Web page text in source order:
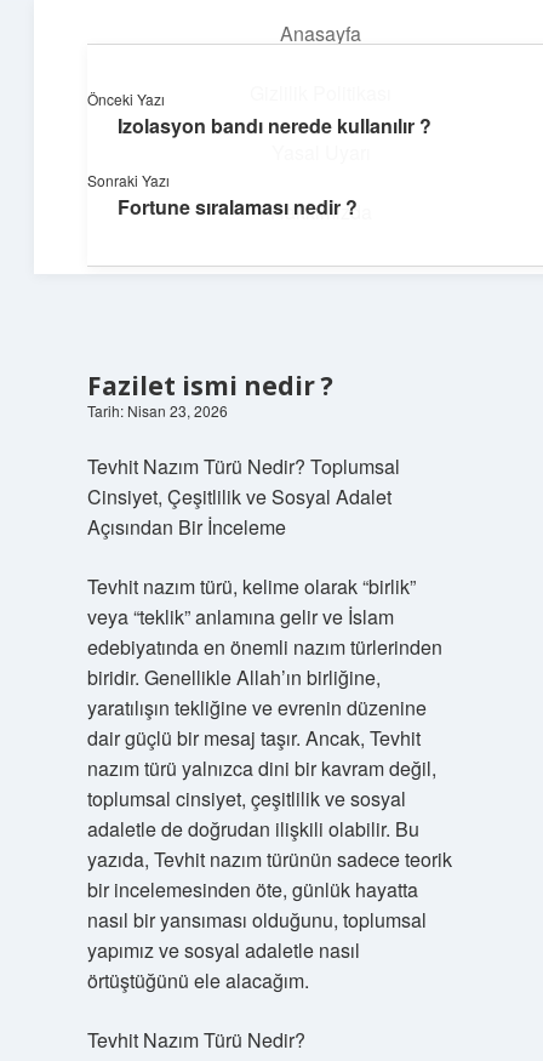
Anasayfa
Hakkımızda
Deniz Esintisi Hikayeler
Dalgalardan ilham alan neşeli bilgiler!
Fazilet ismi nedir ?
Tarih: Nisan 23, 2026
Tevhit Nazım Türü Nedir? Toplumsal
Cinsiyet, Çeşitlilik ve Sosyal Adalet
Açısından Bir İnceleme
Tevhit nazım türü, kelime olarak “birlik”
veya “teklik” anlamına gelir ve İslam
edebiyatında en önemli nazım türlerinden
biridir. Genellikle Allah’ın birliğine,
yaratılışın tekliğine ve evrenin düzenine
dair güçlü bir mesaj taşır. Ancak, Tevhit
nazım türü yalnızca dini bir kavram değil,
toplumsal cinsiyet, çeşitlilik ve sosyal
adaletle de doğrudan ilişkili olabilir. Bu
yazıda, Tevhit nazım türünün sadece teorik
bir incelemesinden öte, günlük hayatta
nasıl bir yansıması olduğunu, toplumsal
yapımız ve sosyal adaletle nasıl
örtüştüğünü ele alacağım.
Tevhit Nazım Türü Nedir?
Önceki Yazı
Izolasyon bandı nerede kullanılır ?
Sonraki Yazı
Fortune sıralaması nedir ?